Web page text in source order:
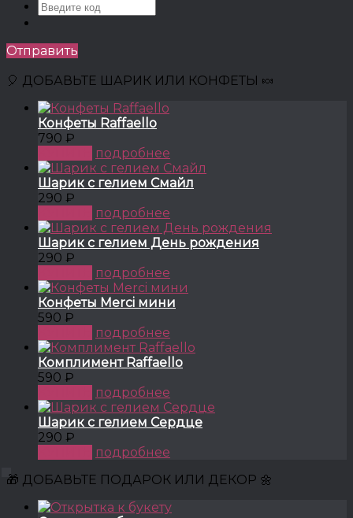
Отправить
🎈 ДОБАВЬТЕ ШАРИК ИЛИ КОНФЕТЫ 🍬
Конфеты Raffaello
790 ₽
подробнее
Шарик с гелием Смайл
290 ₽
подробнее
Шарик с гелием День рождения
290 ₽
подробнее
Конфеты Merci мини
590 ₽
подробнее
Комплимент Raffaello
590 ₽
подробнее
Шарик с гелием Сердце
290 ₽
подробнее
🎁 ДОБАВЬТЕ ПОДАРОК ИЛИ ДЕКОР 🌼